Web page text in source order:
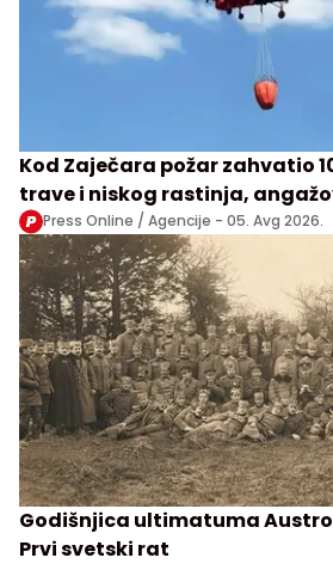
Kod Zaječara požar zahvatio
trave i niskog rastinja,
Press Online / Agencije - 05. Avg 2026.
Godišnjica ultimatuma
Prvi svetski rat